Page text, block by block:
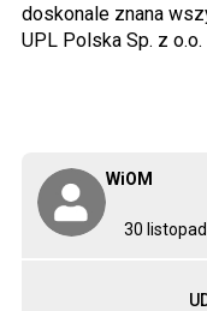
30
WiOM
doskonale znana
UPL Polska Sp. z o.o.